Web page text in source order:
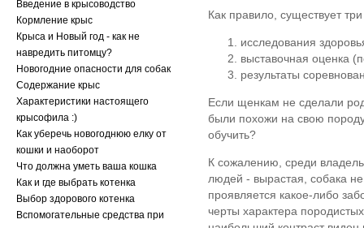
Введение в крысоводство
Кормление крыс
Крыса и Новый год - как не
навредить питомцу?
Новогодние опасности для собак
Содержание крыс
Характеристики настоящего
крысофила :)
Как уберечь новогоднюю елку от
кошки и наоборот
Что должна уметь ваша кошка
Как и где выбрать котенка
Выбор здорового котенка
Вспомогательные средства при
Как правило, существует
исследования
выставочная оценка
результаты
Если щенкам не сделали
были похожи на свою
обучить?
К сожалению, среди
людей - вырастая, собака
проявляется какое-либо
черты характера